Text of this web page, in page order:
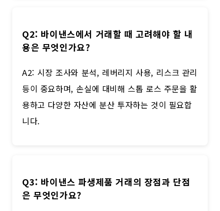
Q2: 바이낸스에서 거래할 때 고려해야 할 내
용은 무엇인가요?
A2: 시장 조사와 분석, 레버리지 사용, 리스크 관리
등이 중요하며, 손실에 대비해 스톱 로스 주문을 활
용하고 다양한 자산에 분산 투자하는 것이 필요합
니다.
Q3: 바이낸스 파생제품 거래의 장점과 단점
은 무엇인가요?